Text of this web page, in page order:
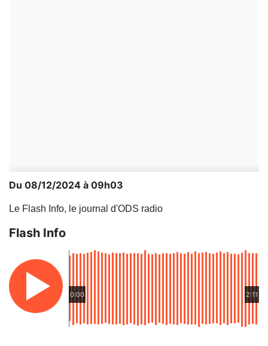
Du 08/12/2024 à 09h03
Le Flash Info, le journal d'ODS radio
Flash Info
0:00 2:11